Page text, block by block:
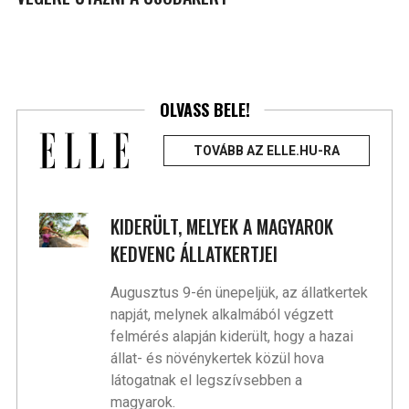
OLVASS BELE!
TOVÁBB AZ ELLE.HU-RA
KIDERÜLT, MELYEK A MAGYAROK
KEDVENC ÁLLATKERTJEI
Augusztus 9-én ünepeljük, az állatkertek
napját, melynek alkalmából végzett
felmérés alapján kiderült, hogy a hazai
állat- és növénykertek közül hova
látogatnak el legszívsebben a
magyarok.